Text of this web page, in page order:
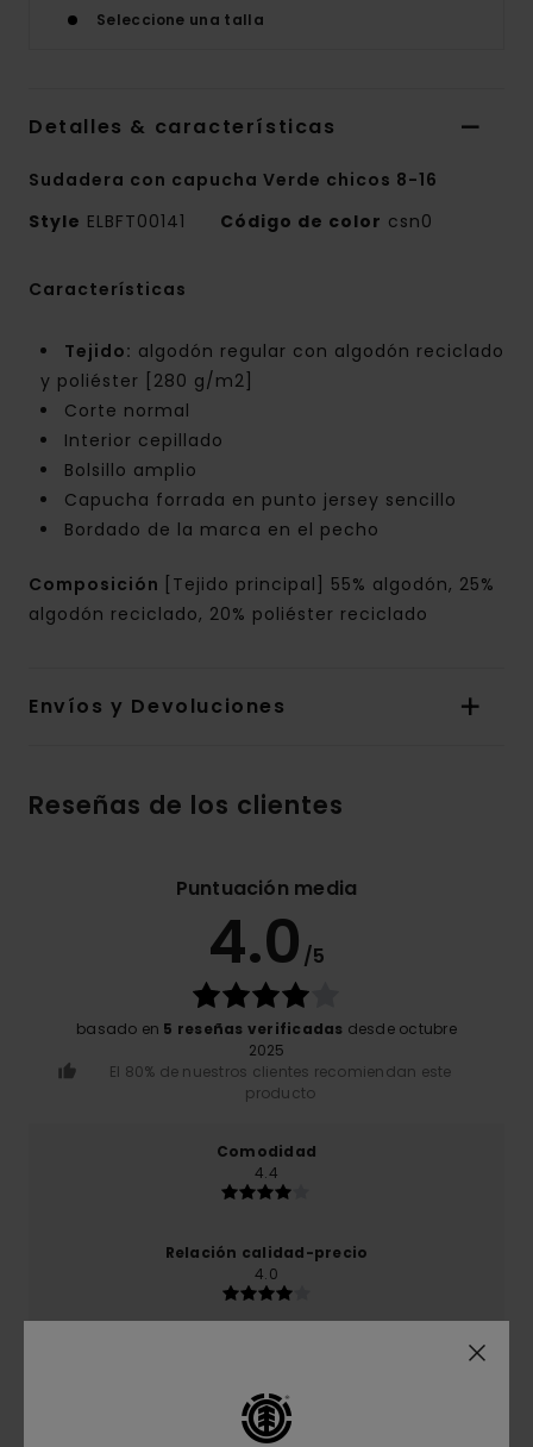
Seleccione una talla
Detalles & características
Sudadera con capucha Verde chicos 8-16
Style ELBFT00141 Código de color csn0
Características
Tejido: algodón regular con algodón reciclado
y poliéster [280 g/m2]
Corte normal
Interior cepillado
Bolsillo amplio
Capucha forrada en punto jersey sencillo
Bordado de la marca en el pecho
Composición
[Tejido principal] 55% algodón, 25%
algodón reciclado, 20% poliéster reciclado
Envíos y Devoluciones
Reseñas de los clientes
Puntuación media
4.0 /5
basado en 5 reseñas verificadas desde octubre
2025
El 80% de nuestros clientes recomiendan este
producto
Comodidad
4.4
Relación calidad-precio
4.0